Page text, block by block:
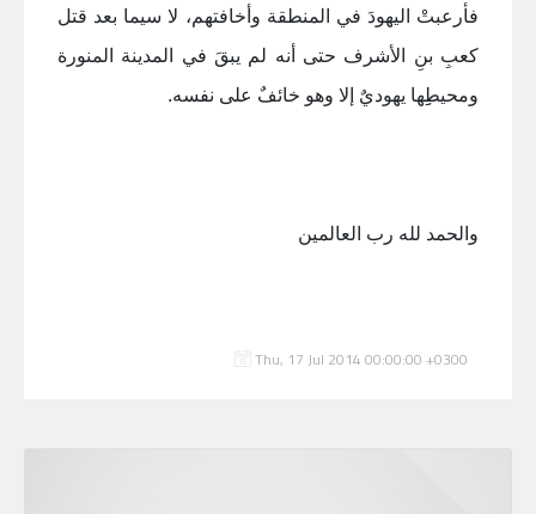
فأرعبتْ اليهودَ في المنطقة وأخافتهم، لا سيما بعد قتل
كعبِ بنِ الأشرف حتى أنه لم يبقَ في المدينة المنورة
ومحيطِِها يهوديٌ إلا وهو خائفٌ على نفسه.
والحمد لله رب العالمين
Thu, 17 Jul 2014 00:00:00 +0300